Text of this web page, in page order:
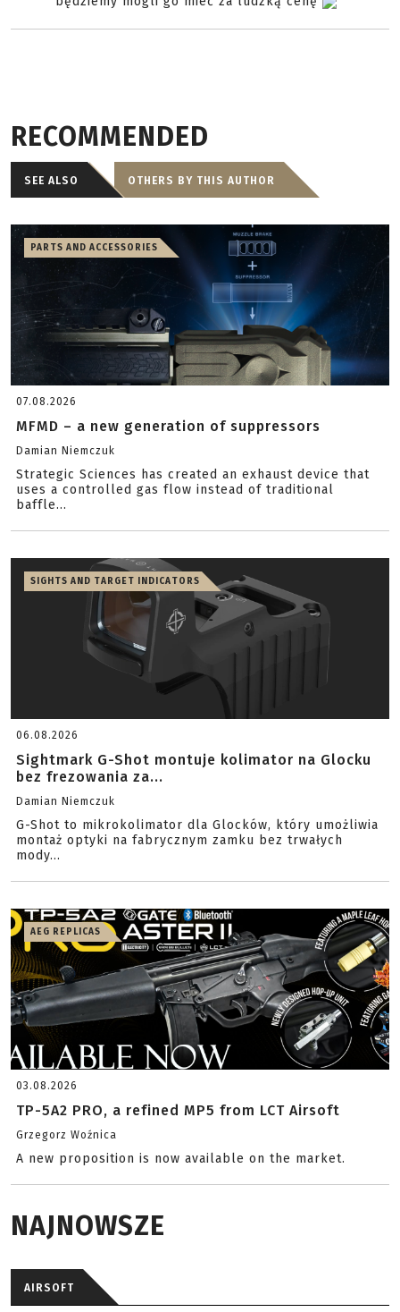
RECOMMENDED
SEE ALSO OTHERS BY THIS AUTHOR
PARTS AND ACCESSORIES
07.08.2026
MFMD – a new generation of suppressors
Damian Niemczuk
Strategic Sciences has created an exhaust device that
uses a controlled gas flow instead of traditional
baffle...
SIGHTS AND TARGET INDICATORS
06.08.2026
Sightmark G-Shot montuje kolimator na Glocku
bez frezowania za...
Damian Niemczuk
G-Shot to mikrokolimator dla Glocków, który umożliwia
montaż optyki na fabrycznym zamku bez trwałych
mody...
AEG REPLICAS
03.08.2026
TP-5A2 PRO, a refined MP5 from LCT Airsoft
Grzegorz Woźnica
A new proposition is now available on the market.
NAJNOWSZE
AIRSOFT